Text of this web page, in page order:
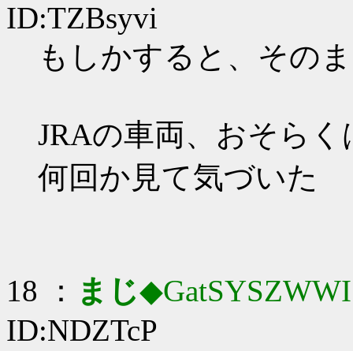
ID:TZBsyvi
もしかすると、その
JRAの車両、おそらく
何回か見て気づいた
18 ： まじ◆GatSYSZWWI
ID:NDZTcP